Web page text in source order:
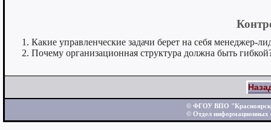
Какие управленческие задачи берет на себя менеджер-
Почему организационная структура должна быть
© ФГОУ ВПО
© Отдел информационных